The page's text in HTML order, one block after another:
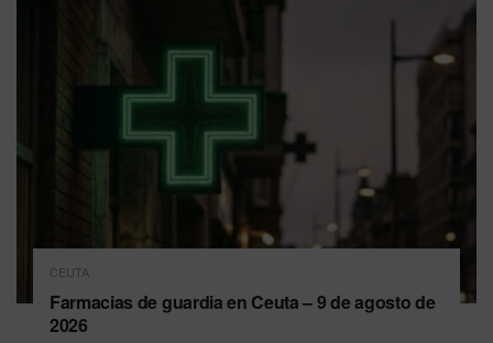
CEUTA
Farmacias de guardia en Ceuta – 9 de agosto de
2026